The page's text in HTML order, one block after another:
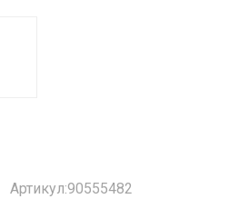
Артикул:90555482